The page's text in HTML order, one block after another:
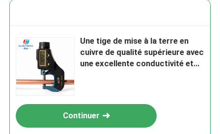
Une tige de mise à la terre en
cuivre de qualité supérieure avec
une excellente conductivité et
Continuer